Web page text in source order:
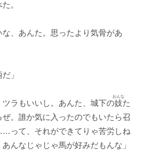
。
、あんた。思ったより気骨があ
」
ツラもいいし。あんた、城下の妓
おんな
た
。誰か気に入ったのでもいたら召
って、それができてりゃ苦労しね
んなじゃじゃ馬が好みだもんな」